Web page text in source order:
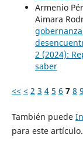
Armenio
Aimara
2 (2024):
saber
<< < 2 3 4 5 6 7 8 9
También puede
para este artículo.